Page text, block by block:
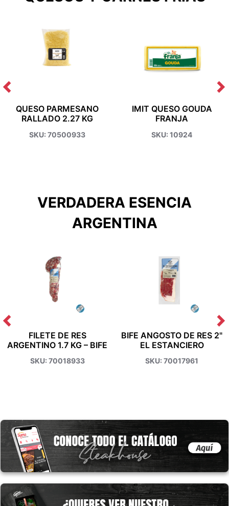
QUESO PARMESANO
RALLADO 2.27 KG
SKU: 70500933
IMIT QUESO GOUDA
FRANJA
SKU: 10924
VERDADERA ESENCIA
ARGENTINA
FILETE DE RES
ARGENTINO 1.7 KG – BIFE
SKU: 70018933
BIFE ANGOSTO DE RES 2"
EL ESTANCIERO
SKU: 70017961